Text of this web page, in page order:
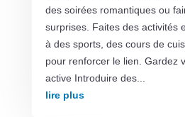
des soirées romantiques ou
surprises. Faites des activités
à des sports, des cours de
pour renforcer le lien. Gardez
active Introduire des...
lire plus